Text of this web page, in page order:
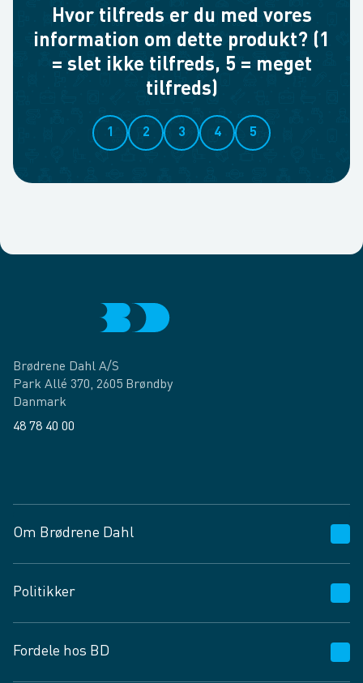
Hvor tilfreds er du med vores
information om dette produkt? (1
= slet ikke tilfreds, 5 = meget
tilfreds)
1 2 3 4 5
Brødrene Dahl A/S
Park Allé 370, 2605 Brøndby
Danmark
48 78 40 00
Om Brødrene Dahl
Vagttelefon 30 10 89 89
Spørgsmål og svar
Job og karriere
Politikker
Privatlivspolitik
Fordele hos BD